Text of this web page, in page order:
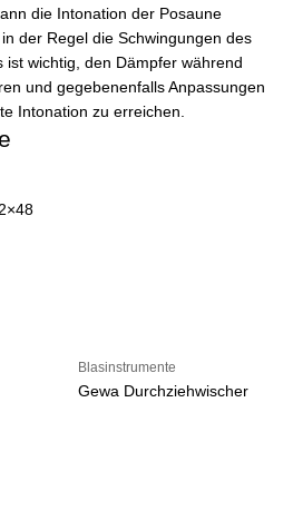
die Intonation der Posaune
der Regel die Schwingungen des
ist wichtig, den Dämpfer während
und gegebenenfalls Anpassungen
Intonation zu erreichen.
Blasinstrumente
Gewa Durchziehwischer